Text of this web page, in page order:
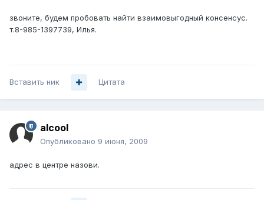
звоните, будем пробовать найти взаимовыгодный консенсус.
т.8-985-1397739, Илья.
Вставить ник Цитата
alcool
Опубликовано 9 июня, 2009
адрес в центре назови.